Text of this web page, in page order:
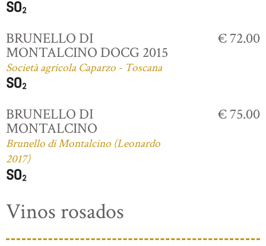
BRUNELLO DI
MONTALCINO DOCG 2015
Società agricola Caparzo - Toscana
€ 72.00
BRUNELLO DI
MONTALCINO
Brunello di Montalcino (Leonardo
2017)
€ 75.00
Vinos rosados